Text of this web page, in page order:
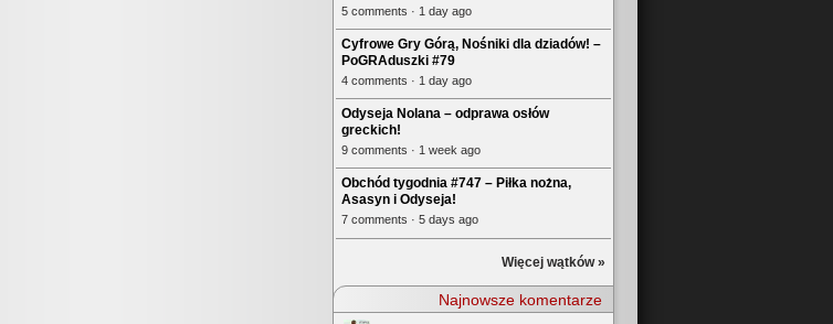
5 comments · 1 day ago
Cyfrowe Gry Górą, Nośniki dla dziadów! –
PoGRAduszki #79
4 comments · 1 day ago
Odyseja Nolana – odprawa osłów
greckich!
9 comments · 1 week ago
Obchód tygodnia #747 – Piłka nożna,
Asasyn i Odyseja!
7 comments · 5 days ago
Więcej wątków »
Najnowsze komentarze